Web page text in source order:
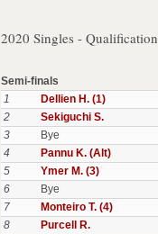
2020 Singles - Qualification
Semi-finals
1
Dellien H. (1)
2
Sekiguchi S.
3
Bye
4
Pannu K. (Alt)
5
Ymer M. (3)
6
Bye
7
Monteiro T. (4)
8
Purcell R.